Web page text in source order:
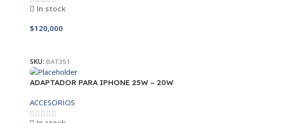
In stock
$120,000
SKU: BAT351
ADAPTADOR PARA IPHONE 25W – 20W
ACCESORIOS